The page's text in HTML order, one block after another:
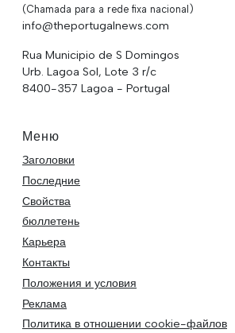
(Chamada para a rede fixa nacional)
info@theportugalnews.com
Rua Municipio de S Domingos
Urb. Lagoa Sol, Lote 3 r/c
8400-357 Lagoa - Portugal
Меню
Заголовки
Последние
Свойства
бюллетень
Карьера
Контакты
Положения и условия
Реклама
Политика в отношении cookie-файлов